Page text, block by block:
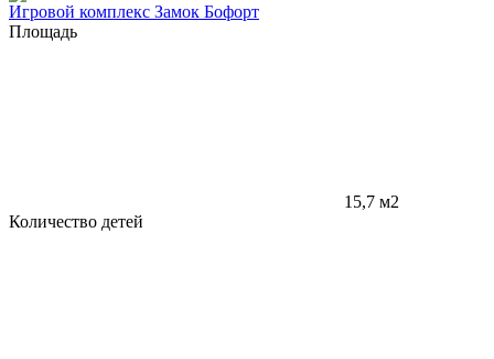
Игровой комплекс Замок Бофорт
Площадь
15,7 м2
Количество детей